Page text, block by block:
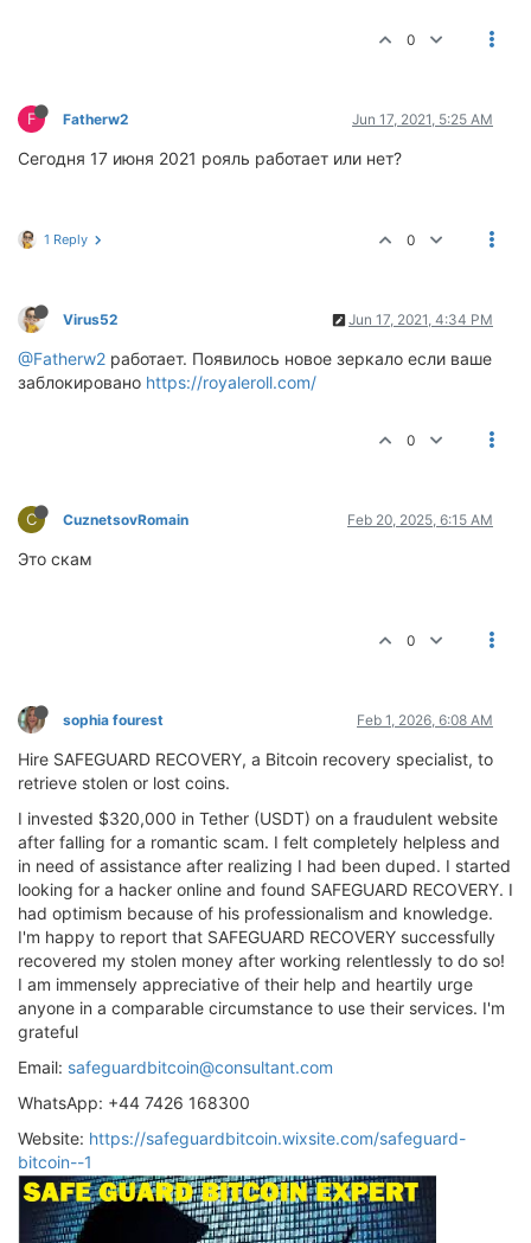
0
F Fatherw2 Jun 17, 2021, 5:25 AM
Сегодня 17 июня 2021 рояль работает или нет?
1 Reply 0
Virus52 Jun 17, 2021, 4:34 PM
@Fatherw2 работает. Появилось новое зеркало если ваше
заблокировано https://royaleroll.com/
0
C CuznetsovRomain Feb 20, 2025, 6:15 AM
Это скам
0
sophia fourest Feb 1, 2026, 6:08 AM
Hire SAFEGUARD RECOVERY, a Bitcoin recovery specialist, to
retrieve stolen or lost coins.
I invested $320,000 in Tether (USDT) on a fraudulent website
after falling for a romantic scam. I felt completely helpless and
in need of assistance after realizing I had been duped. I started
looking for a hacker online and found SAFEGUARD RECOVERY. I
had optimism because of his professionalism and knowledge.
I'm happy to report that SAFEGUARD RECOVERY successfully
recovered my stolen money after working relentlessly to do so!
I am immensely appreciative of their help and heartily urge
anyone in a comparable circumstance to use their services. I'm
grateful
Email: safeguardbitcoin@consultant.com
WhatsApp: +44 7426 168300
Website: https://safeguardbitcoin.wixsite.com/safeguard-
bitcoin--1